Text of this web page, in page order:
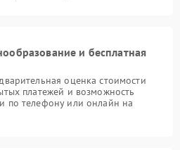
и бесплатная
оценка стоимости
платежей и возможность
по телефону или онлайн на